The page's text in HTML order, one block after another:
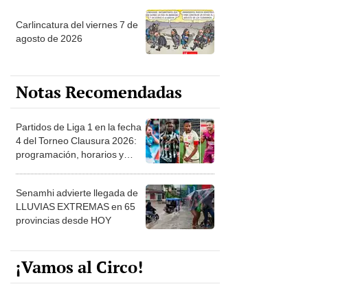
Carlincatura del viernes 7 de
agosto de 2026
Notas Recomendadas
Partidos de Liga 1 en la fecha
4 del Torneo Clausura 2026:
programación, horarios y
Senamhi advierte llegada de
LLUVIAS EXTREMAS en 65
provincias desde HOY
¡Vamos al Circo!